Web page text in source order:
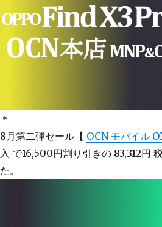
＊
8月第二弾セール【 OCN モバイル
入 で16,500円割り引きの 83,312
た。